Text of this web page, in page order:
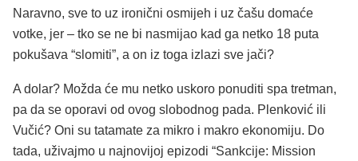
Naravno, sve to uz ironični osmijeh i uz čašu domaće
votke, jer – tko se ne bi nasmijao kad ga netko 18 puta
pokušava “slomiti”, a on iz toga izlazi sve jači?
A dolar? Možda će mu netko uskoro ponuditi spa tretman,
pa da se oporavi od ovog slobodnog pada. Plenković ili
Vučić? Oni su tatamate za mikro i makro ekonomiju. Do
tada, uživajmo u najnovijoj epizodi “Sankcije: Mission